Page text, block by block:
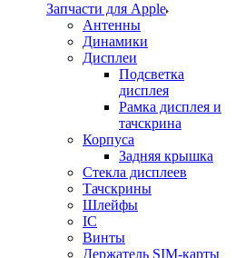
Запчасти для Apple
Антенны
Динамики
Дисплеи
Подсветка
дисплея
Рамка дисплея и
тачскрина
Корпуса
Задняя крышка
Стекла дисплеев
Тачскрины
Шлейфы
IC
Винты
Держатель SIM-карты